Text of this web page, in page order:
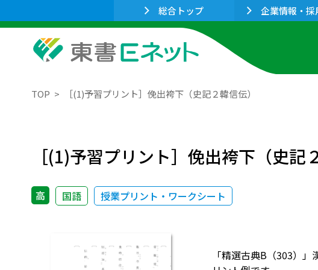
総合トップ 企業情報・採
TOP ［(1)予習プリント］俛出袴下（史記２韓信伝）
［(1)予習プリント］俛出袴下（史記
高 国語 授業プリント・ワークシート
「精選古典B（303）